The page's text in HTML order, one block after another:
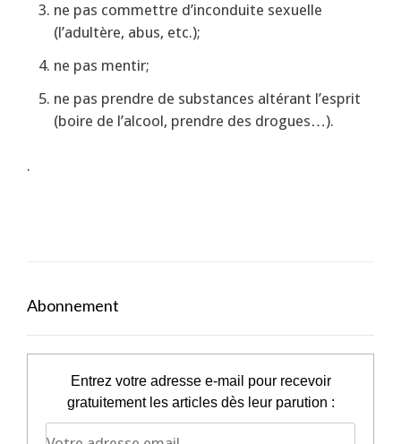
ne pas commettre d’inconduite sexuelle
(l’adultère, abus, etc.);
ne pas mentir;
ne pas prendre de substances altérant l’esprit
(boire de l’alcool, prendre des drogues…).
.
Abonnement
Entrez votre adresse e-mail pour recevoir
gratuitement les articles dès leur parution :